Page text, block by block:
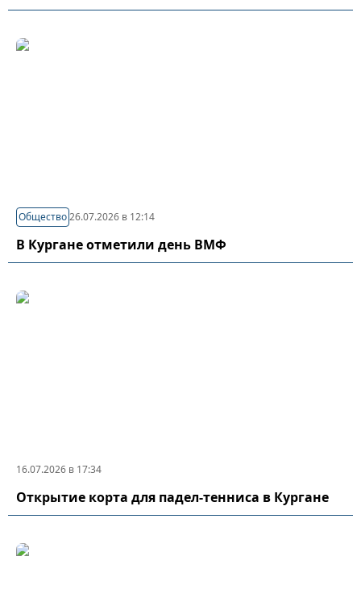
Общество26.07.2026 в 12:14
В Кургане отметили день ВМФ
16.07.2026 в 17:34
Открытие корта для падел-тенниса в Кургане